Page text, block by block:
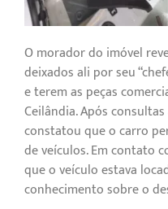
O morador do imóvel
deixados ali por seu
e terem as peças
Ceilândia. Após
constatou que o carro
de veículos. Em contato
que o veículo estava
conhecimento sobre o